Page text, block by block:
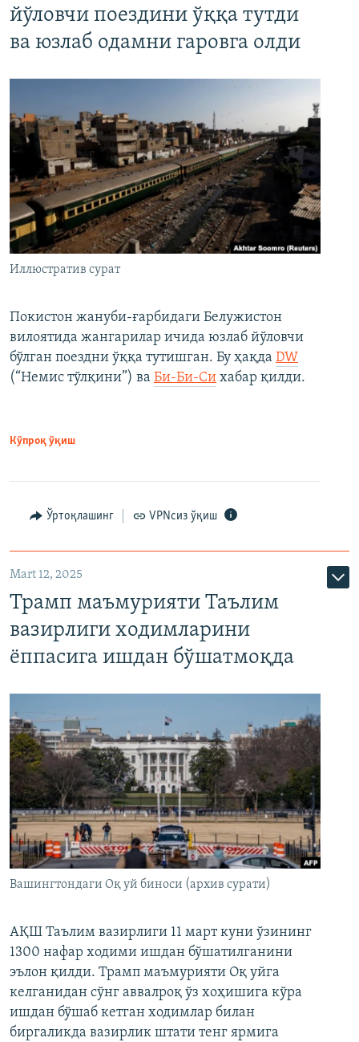
йўловчи поездини ўққа тутди
ва юзлаб одамни гаровга олди
Иллюстратив сурат
Покистон жануби-ғарбидаги Белужистон
вилоятида жангарилар ичида юзлаб йўловчи
бўлган поездни ўққа тутишган. Бу ҳақда DW
(“Немис тўлқини”) ва Би-Би-Си хабар қилди.
Кўпроқ ўқиш
Ўртоқлашинг VPNсиз ўқиш
Mart 12, 2025
Трамп маъмурияти Таълим
вазирлиги ходимларини
ёппасига ишдан бўшатмоқда
Вашингтондаги Оқ уй биноси (архив сурати)
АҚШ Таълим вазирлиги 11 март куни ўзининг
1300 нафар ходими ишдан бўшатилганини
эълон қилди. Трамп маъмурияти Оқ уйга
келганидан сўнг аввалроқ ўз хоҳишига кўра
ишдан бўшаб кетган ходимлар билан
биргаликда вазирлик штати тенг ярмига